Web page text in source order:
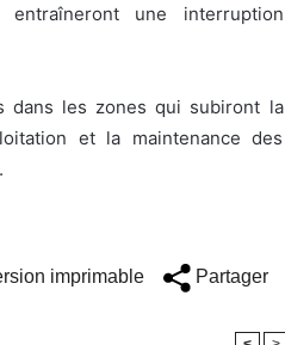
une interruption
dans les zones qui subiront la
et la maintenance des
imprimable Partager